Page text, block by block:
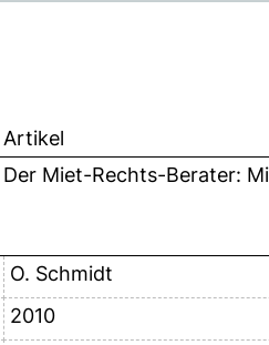
Artikel
Der Miet-Rechts-Berater:
O. Schmidt
2010